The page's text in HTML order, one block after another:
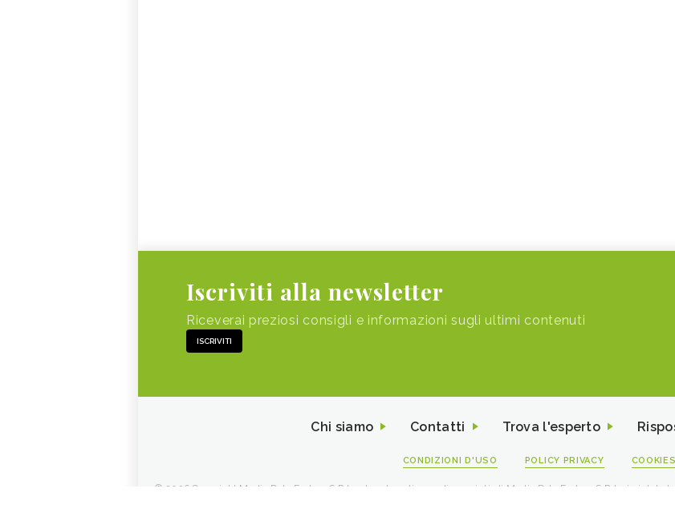
Iscriviti alla newsletter
Riceverai preziosi consigli e informazioni sugli ultimi contenuti
ISCRIVITI
Chi siamo Contatti Trova l'esperto
CONDIZIONI D'USO POLICY PRIVACY COOKIES
© 2026 Copyright Media Data Factory S.R.L. - I contenuti sono di proprietà di Media Data Factory S.R.L, è vietata